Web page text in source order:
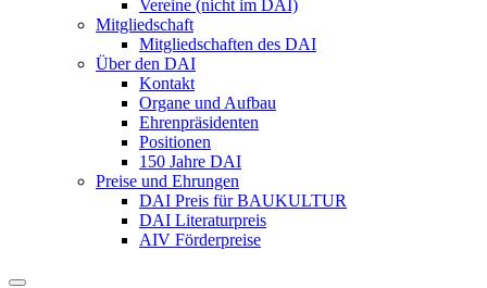
Vereine (nicht im DAI)
Mitgliedschaft
Mitgliedschaften des DAI
Über den DAI
Kontakt
Organe und Aufbau
Ehrenpräsidenten
Positionen
150 Jahre DAI
Preise und Ehrungen
DAI Preis für BAUKULTUR
DAI Literaturpreis
AIV Förderpreise